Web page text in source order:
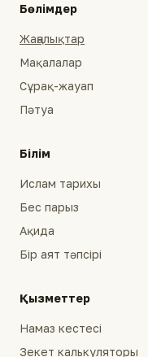
Бөлімдер
Жаңалықтар
Мақалалар
Сұрақ-жауап
Пәтуа
Білім
Ислам тарихы
Бес парыз
Ақида
Бір аят тәпсірі
Қызметтер
Намаз кестесі
Зекет калькуляторы